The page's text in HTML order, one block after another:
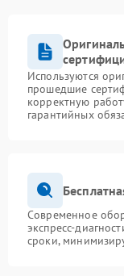
Используются
прошедшие
корректную
гарантийных
Современное
экспресс-
сроки,